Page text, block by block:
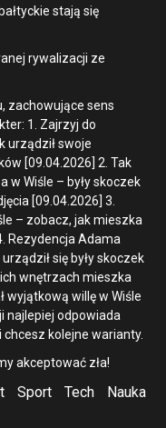
stają się
rywalizacji ze
zachowujące sens
1. Zajrzyj do
urządził swoje
[09.04.2026] 2. Tak
w Wiśle – były skoczek
[09.04.2026] 3.
– zobacz, jak mieszka
Rezydencja Adama
się były skoczek
wnętrzach mieszka
wyjątkową willę w Wiśle
najlepiej odpowiada
kolejne warianty.
akceptować zła!
Sport Tech Nauka